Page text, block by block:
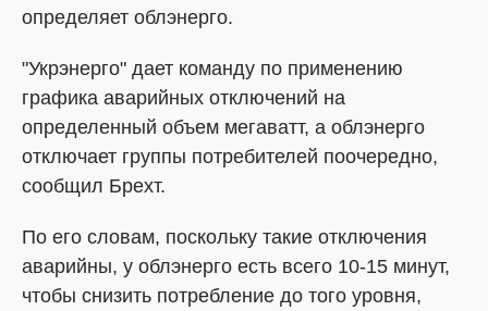
определяет облэнерго.
"Укрэнерго" дает команду по применению
графика аварийных отключений на
определенный объем мегаватт, а облэнерго
отключает группы потребителей поочередно,
сообщил Брехт.
По его словам, поскольку такие отключения
аварийны, у облэнерго есть всего 10-15 минут,
чтобы снизить потребление до того уровня,